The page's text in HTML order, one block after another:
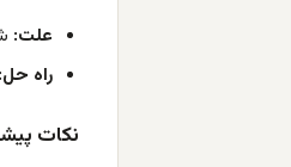
علت:
راه حل:
نکات